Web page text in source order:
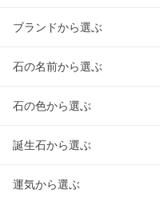
ブランドから選ぶ
石の名前から選ぶ
石の色から選ぶ
誕生石から選ぶ
運気から選ぶ